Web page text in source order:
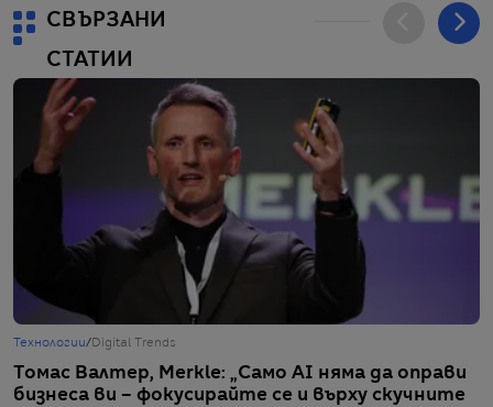
СВЪРЗАНИ
СТАТИИ
Технологии/ Digital Trends
Томас Валтер, Merkle: „Само AI няма да оправи
бизнеса ви – фокусирайте се и върху скучните